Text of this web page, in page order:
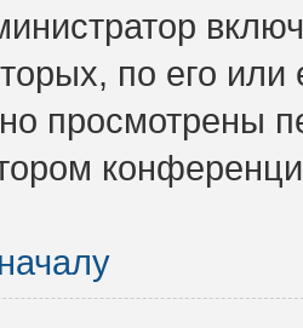
по его
просмотрены